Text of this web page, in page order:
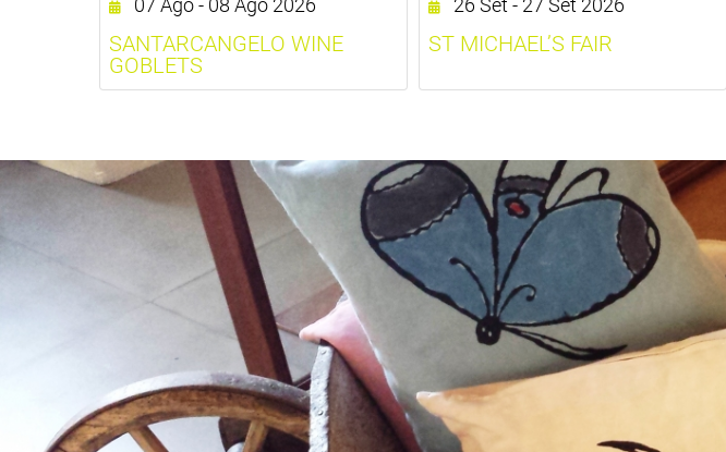
07 Ago - 08 Ago 2026
SANTARCANGELO WINE
GOBLETS
26 Set - 27 Set 2026
ST MICHAEL’S FAIR